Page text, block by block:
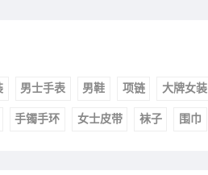
男士手表 男鞋 项链 大牌女装
手镯手环 女士皮带 袜子 围巾